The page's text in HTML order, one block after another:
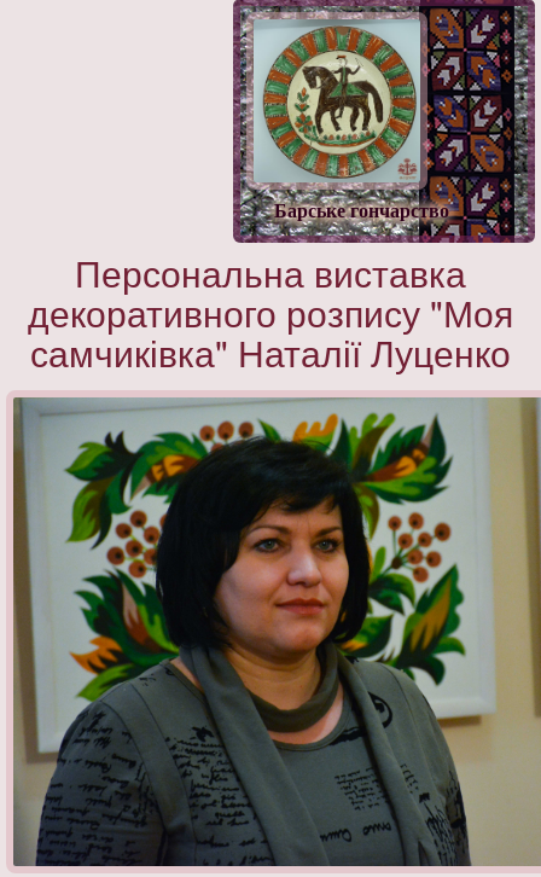
Барське гончарство
Персональна виставка
декоративного розпису "Моя
самчиківка" Наталії Луценко